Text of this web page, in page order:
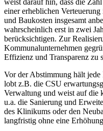
einer erheblichen
und Baukosten insgesamt
wahrscheinlich erst in zwei
berücksichtigen. Zur
Kommunalunternehmen
Effizienz und Transparenz zu
Vor der Abstimmung hält
lobt z.B. die CSU
Verwaltung und weist auf die
u.a. die Sanierung und
des Klinikums oder den
langfristig ohne eine